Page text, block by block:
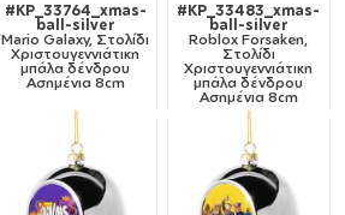
#KP_33764_xmas-
ball-silver
Mario Galaxy, Στολίδι
Χριστουγεννιάτικη
μπάλα δένδρου
Ασημένια 8cm
#KP_33483_xmas-
ball-silver
Roblox Forsaken,
Στολίδι
Χριστουγεννιάτικη
μπάλα δένδρου
Ασημένια 8cm